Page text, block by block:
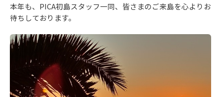
本年も、PICA初島スタッフ一同、皆さまのご来島を心よりお
待ちしております。